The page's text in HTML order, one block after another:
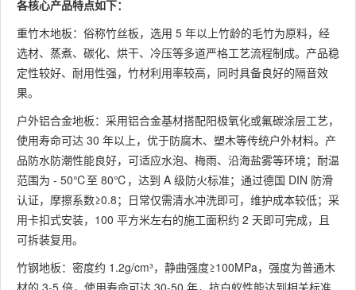
各核心产品特点如下：
重竹木地板：俗称竹丝板，选用 5 年以上竹龄的毛竹为原料，经
选材、蒸煮、碳化、烘干、冷压等多道严格工艺流程制成。产品稳
定性较好、耐用性强，竹材利用率较高，同时具备良好的隔音效
果。
户外铝合金地板：采用铝合金基材搭配阳极氧化或氟碳涂层工艺，
使用寿命可达 30 年以上，优于防腐木、塑木等传统户外材料。产
品防水防潮性能良好，可适应水泡、梅雨、沿海盐雾等环境；耐温
范围为 - 50℃至 80℃，达到 A 级防火标准；通过德国 DIN 防滑
认证，摩擦系数≥0.8；日常仅需清水冲洗即可，维护成本较低；采
用卡扣式安装，100 平方米左右的施工面积约 2 天即可完成，且
可拆装复用。
竹钢地板：密度约 1.2g/cm³，静曲强度≥100MPa，强度为普通木
材的 3-5 倍，使用寿命可达 30-50 年，抗白蚁性能达到相关标准